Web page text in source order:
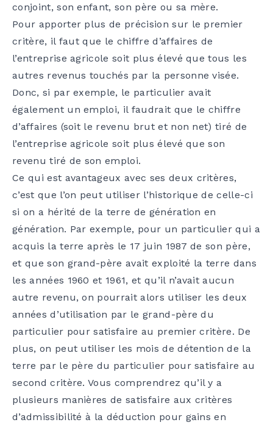
conjoint, son enfant, son père ou sa mère.
Pour apporter plus de précision sur le premier
critère, il faut que le chiffre d’affaires de
l’entreprise agricole soit plus élevé que tous les
autres revenus touchés par la personne visée.
Donc, si par exemple, le particulier avait
également un emploi, il faudrait que le chiffre
d’affaires (soit le revenu brut et non net) tiré de
l’entreprise agricole soit plus élevé que son
revenu tiré de son emploi.
Ce qui est avantageux avec ses deux critères,
c’est que l’on peut utiliser l’historique de celle-ci
si on a hérité de la terre de génération en
génération. Par exemple, pour un particulier qui a
acquis la terre après le 17 juin 1987 de son père,
et que son grand-père avait exploité la terre dans
les années 1960 et 1961, et qu’il n’avait aucun
autre revenu, on pourrait alors utiliser les deux
années d’utilisation par le grand-père du
particulier pour satisfaire au premier critère. De
plus, on peut utiliser les mois de détention de la
terre par le père du particulier pour satisfaire au
second critère. Vous comprendrez qu’il y a
plusieurs manières de satisfaire aux critères
d’admissibilité à la déduction pour gains en